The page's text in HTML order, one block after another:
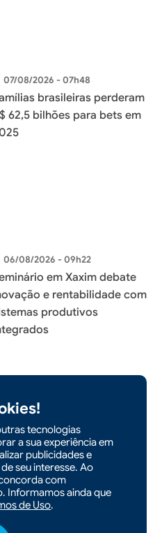
tecnologias
a sua experiência em
publicidades e
seu interesse. Ao
com
Informamos ainda que
de Uso.
07/08/2026 - 07h48
brasileiras perderam
62,5 bilhões para bets em
06/08/2026 - 09h22
em Xaxim debate
e rentabilidade com
produtivos
06/08/2026 - 09h21
garante frete mínimo no
de cargas; saiba o
muda